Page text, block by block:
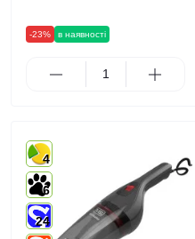
-23% в наявності
4
6
24